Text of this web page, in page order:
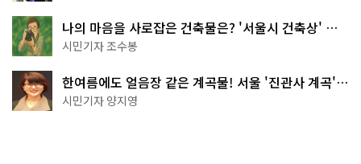
나의 마음을 사로잡은 건축물은? '서울시 건축상' 수
상작 공개!
시민기자 조수봉
한여름에도 얼음장 같은 계곡물! 서울 '진관사 계곡'이
천국이네~
시민기자 양지영